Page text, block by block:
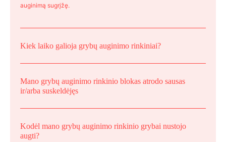
auginimą sugrįžę.
Kiek laiko galioja grybų auginimo rinkiniai?
Mano grybų auginimo rinkinio blokas atrodo sausas
ir/arba suskeldėjęs
Kodėl mano grybų auginimo rinkinio grybai nustojo
augti?